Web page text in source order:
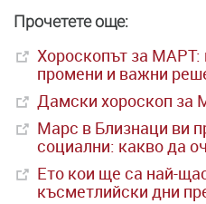
Прочетете още:
Хороскопът за МАРТ:
промени и важни
Дамски хороскоп за
Марс в Близнаци ви
социални: какво да
Ето кои ще са най-
късметлийски дни